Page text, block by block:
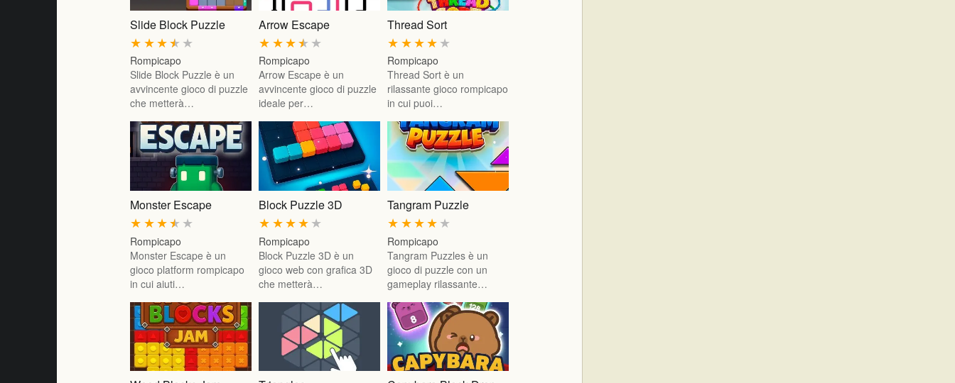
Slide Block Puzzle
★
★
★
★
★
Rompicapo
Slide Block Puzzle è un
avvincente gioco di puzzle
che metterà…
Arrow Escape
★
★
★
★
★
Rompicapo
Arrow Escape è un
avvincente gioco di puzzle
ideale per…
Thread Sort
★
★
★
★
★
Rompicapo
Thread Sort è un
rilassante gioco rompicapo
in cui puoi…
Monster Escape
★
★
★
★
★
Rompicapo
Monster Escape è un
gioco platform rompicapo
in cui aiuti…
Block Puzzle 3D
★
★
★
★
★
Rompicapo
Block Puzzle 3D è un
gioco web con grafica 3D
che metterà…
Tangram Puzzle
★
★
★
★
★
Rompicapo
Tangram Puzzles è un
gioco di puzzle con un
gameplay rilassante…